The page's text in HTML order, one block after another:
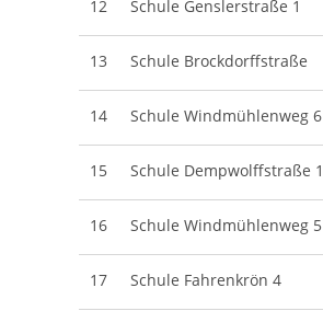
12 Schule Genslerstraße 1
13 Schule Brockdorffstraße
14 Schule Windmühlenweg 6
15 Schule Dempwolffstraße 1
16 Schule Windmühlenweg 5
17 Schule Fahrenkrön 4